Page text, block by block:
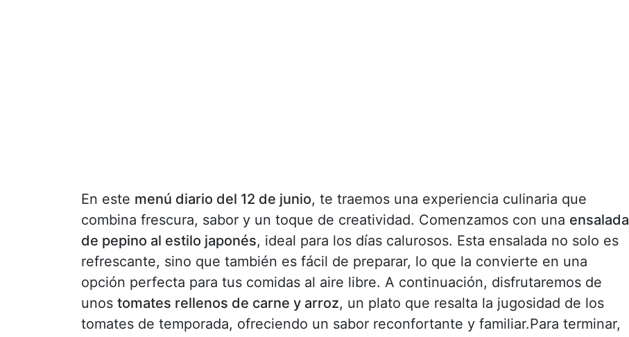
En este menú diario del 12 de junio, te traemos una experiencia culinaria que
combina frescura, sabor y un toque de creatividad. Comenzamos con una ensalada
de pepino al estilo japonés, ideal para los días calurosos. Esta ensalada no solo es
refrescante, sino que también es fácil de preparar, lo que la convierte en una
opción perfecta para tus comidas al aire libre. A continuación, disfrutaremos de
unos tomates rellenos de carne y arroz, un plato que resalta la jugosidad de los
tomates de temporada, ofreciendo un sabor reconfortante y familiar.Para terminar,